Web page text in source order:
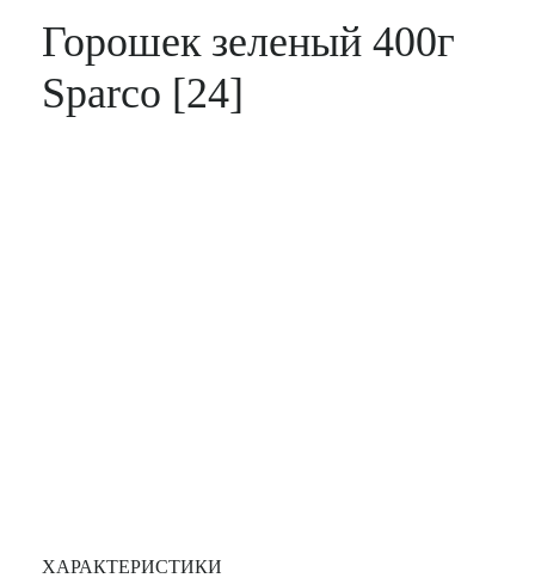
Горошек зеленый 400г
Sparco [24]
ХАРАКТЕРИСТИКИ